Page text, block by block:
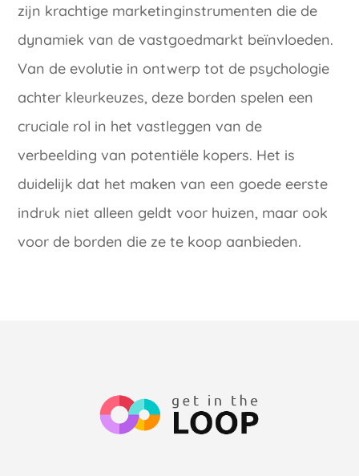
zijn krachtige marketinginstrumenten die de
dynamiek van de vastgoedmarkt beïnvloeden.
Van de evolutie in ontwerp tot de psychologie
achter kleurkeuzes, deze borden spelen een
cruciale rol in het vastleggen van de
verbeelding van potentiële kopers. Het is
duidelijk dat het maken van een goede eerste
indruk niet alleen geldt voor huizen, maar ook
voor de borden die ze te koop aanbieden.